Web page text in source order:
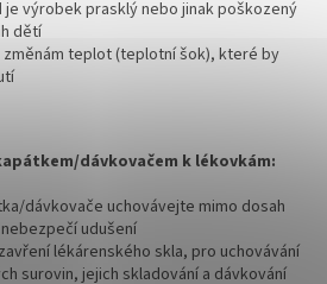
výrobek prasklý nebo jinak poškozený
dětí
teplot (teplotní šok), které by
dávkovačem k lékovkám:
dávkovače uchovávejte mimo dosah
udušení
lékárenského skla, pro uchovávání
surovin, jejich skladování a dávkování